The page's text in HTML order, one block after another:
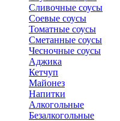
Сливочные соусы
Соевые соусы
Томатные соусы
Сметанные соусы
Чесночные соусы
Аджика
Кетчуп
Майонез
Напитки
Алкогольные
Безалкогольные